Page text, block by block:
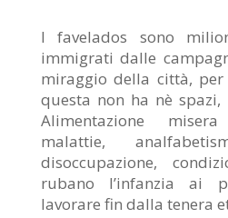
I favelados sono
immigrati dalle
miraggio della città, per
questa non ha nè
Alimentazione
malattie,
disoccupazione,
rubano l’infanzia ai
lavorare fin dalla tenera